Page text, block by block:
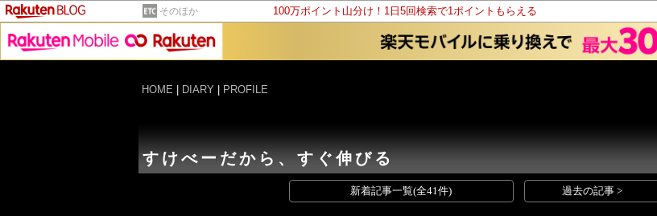
そのほか 100万ポイント山分け！1日5回検索で1ポイントもらえる
HOME
DIARY PROFILE
すけべーだから、すぐ伸びる
新着記事一覧(全41件) 過去の記事 >